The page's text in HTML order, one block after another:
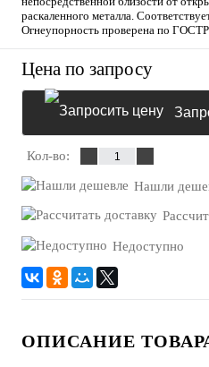
раскаленного металла.
Огнеупорность проверена по
Цена по запросу
Кол-во:
Нашли
Недоступно
ОПИСАНИЕ